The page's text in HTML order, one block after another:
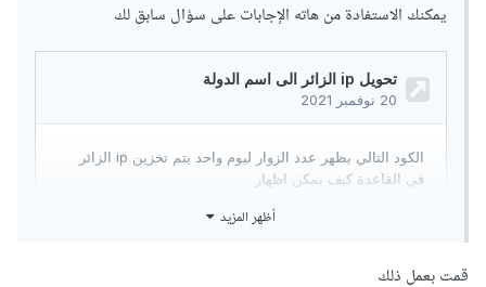
يمكنك الاستفادة من هاته الإجابات على سؤال سابق لك
أظهر المزيد
قمت بعمل ذلك